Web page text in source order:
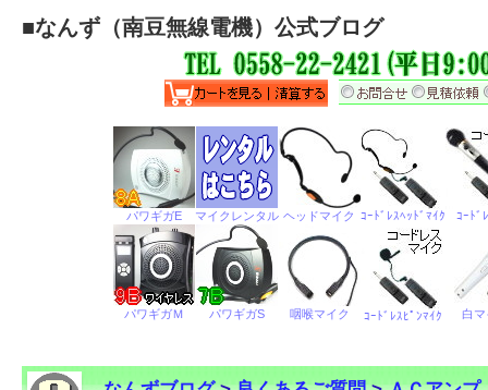
■なんず（南豆無線電機）公式ブログ